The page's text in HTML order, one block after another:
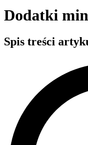
Dodatki
Spis treści